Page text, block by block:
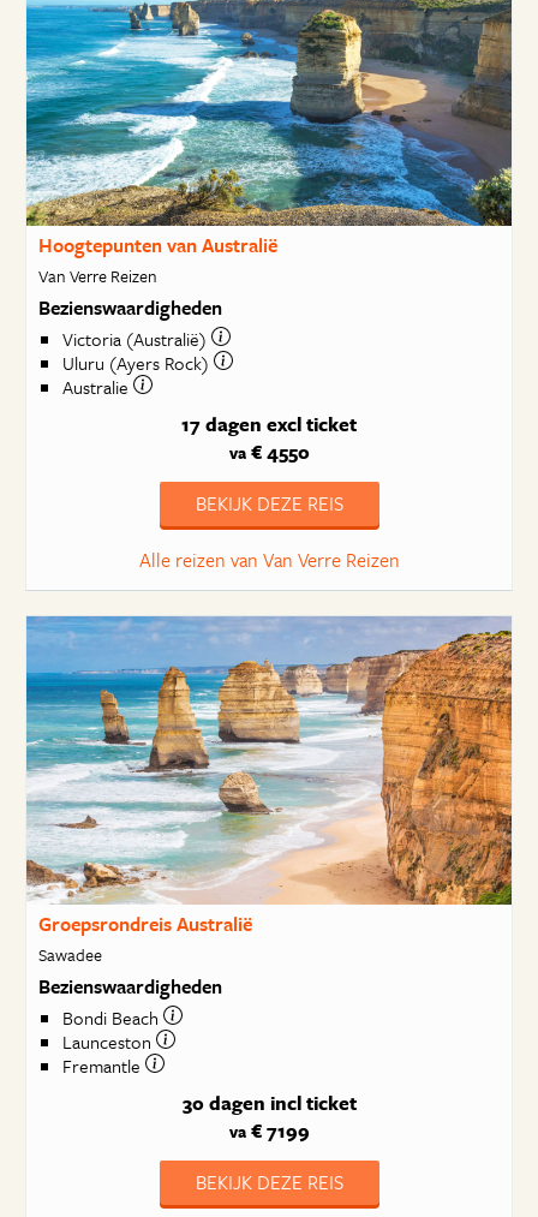
Hoogtepunten van Australië
Van Verre Reizen
Bezienswaardigheden
Victoria (Australië)
Uluru (Ayers Rock)
Australie
17 dagen excl ticket
va€ 4550
BEKIJK DEZE REIS
Alle reizen van Van Verre Reizen
Groepsrondreis Australië
Sawadee
Bezienswaardigheden
Bondi Beach
Launceston
Fremantle
30 dagen incl ticket
va€ 7199
BEKIJK DEZE REIS